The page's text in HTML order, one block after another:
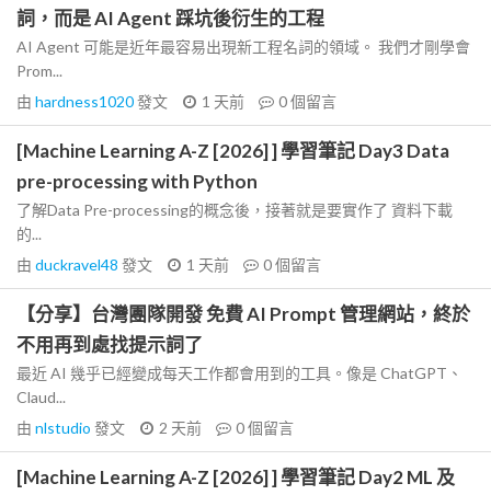
詞，而是 AI Agent 踩坑後衍生的工程
AI Agent 可能是近年最容易出現新工程名詞的領域。 我們才剛學會
Prom...
由 hardness1020發文 1 天前 0個留言
[Machine Learning A-Z [2026] ] 學習筆記 Day3 Data
pre-processing with Python
了解Data Pre-processing的概念後，接著就是要實作了 資料下載
的...
由 duckravel48 發文 1 天前 0個留言
【分享】台灣團隊開發 免費 AI Prompt 管理網站，終於
不用再到處找提示詞了
最近 AI 幾乎已經變成每天工作都會用到的工具。像是 ChatGPT、
Claud...
由 nlstudio 發文 2 天前 0個留言
[Machine Learning A-Z [2026] ] 學習筆記 Day2 ML 及